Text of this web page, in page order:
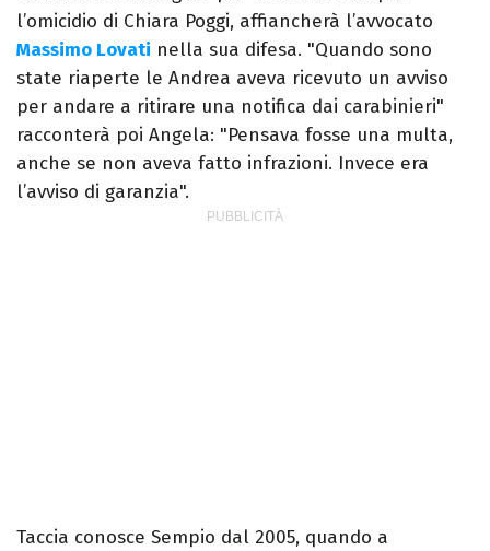
l’omicidio di Chiara Poggi, affiancherà l’avvocato
Massimo Lovati nella sua difesa. "Quando sono
state riaperte le Andrea aveva ricevuto un avviso
per andare a ritirare una notifica dai carabinieri"
racconterà poi Angela: "Pensava fosse una multa,
anche se non aveva fatto infrazioni. Invece era
l’avviso di garanzia".
Taccia conosce Sempio dal 2005, quando a